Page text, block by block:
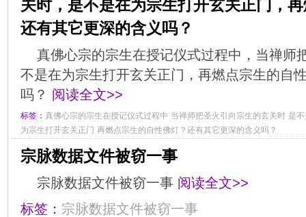
关时，是不是在为宗生打开玄关正门，
还有其它更深的含义吗？
真佛心宗的宗生在授记仪式过程中，当禅师
不是在为宗生打开玄关正门，再燃点宗生的自
吗？ 阅读全文>>
标签： 真佛心宗的宗生在授记仪式过程中 当禅师把圣火引向宗生的玄关时 是
为宗生打开玄关正门 再燃点宗生的自性佛灯？还有其它更深的含义吗？
宗脉数据文件被窃一事
宗脉数据文件被窃一事 阅读全文>>
标签： 宗脉数据文件被窃一事